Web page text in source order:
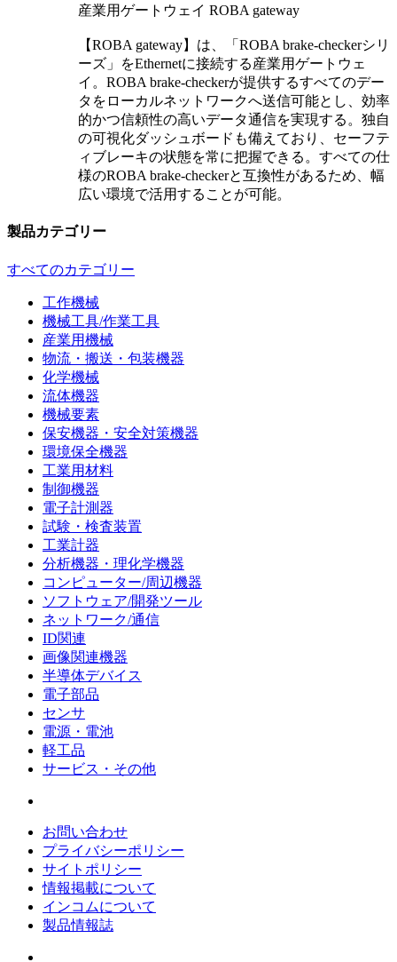
産業用ゲートウェイ ROBA gateway
【ROBA gateway】は、「ROBA brake-checkerシリ
ーズ」をEthernetに接続する産業用ゲートウェ
イ。ROBA brake-checkerが提供するすべてのデー
タをローカルネットワークへ送信可能とし、効率
的かつ信頼性の高いデータ通信を実現する。独自
の可視化ダッシュボードも備えており、セーフテ
ィブレーキの状態を常に把握できる。すべての仕
様のROBA brake-checkerと互換性があるため、幅
広い環境で活用することが可能。
製品カテゴリー
すべてのカテゴリー
工作機械
機械工具/作業工具
産業用機械
物流・搬送・包装機器
化学機械
流体機器
機械要素
保安機器・安全対策機器
環境保全機器
工業用材料
制御機器
電子計測器
試験・検査装置
工業計器
分析機器・理化学機器
コンピューター/周辺機器
ソフトウェア/開発ツール
ネットワーク/通信
ID関連
画像関連機器
半導体デバイス
電子部品
センサ
電源・電池
軽工品
サービス・その他
お問い合わせ
プライバシーポリシー
サイトポリシー
情報掲載について
インコムについて
製品情報誌